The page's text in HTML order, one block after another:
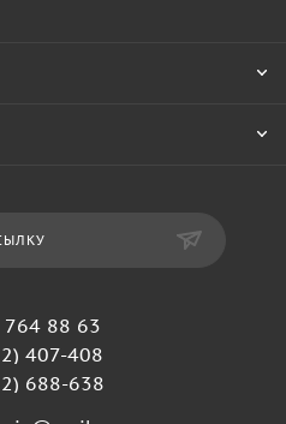
764 88 63
407-408
688-638